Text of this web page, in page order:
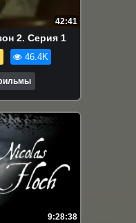
42:41
2. Серия 1
46.4K
9:28:38